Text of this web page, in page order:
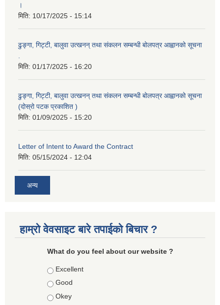
।
मिति: 10/17/2025 - 15:14
ढुङ्गा, गिट्टी, बालुवा उत्खनन् तथा संकलन सम्बन्धी बोलपत्र आह्वानको सूचना
.
मिति: 01/17/2025 - 16:20
ढुङ्गा, गिट्टी, बालुवा उत्खनन् तथा संकलन सम्बन्धी बोलपत्र आह्वानको सूचना
(दोस्रो पटक प्रकाशित )
मिति: 01/09/2025 - 15:20
Letter of Intent to Award the Contract
मिति: 05/15/2024 - 12:04
अन्य
हाम्रो वेवसाइट बारे तपाईको बिचार ?
What do you feel about our website ?
Choices
Excellent
Good
Okey